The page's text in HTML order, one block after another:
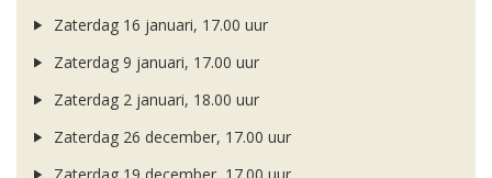
Zaterdag 16 januari, 17.00 uur
Zaterdag 9 januari, 17.00 uur
Zaterdag 2 januari, 18.00 uur
Zaterdag 26 december, 17.00 uur